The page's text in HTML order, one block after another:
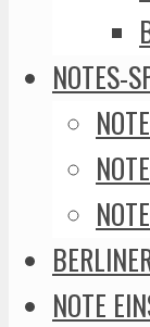
NOTES-
NOTE